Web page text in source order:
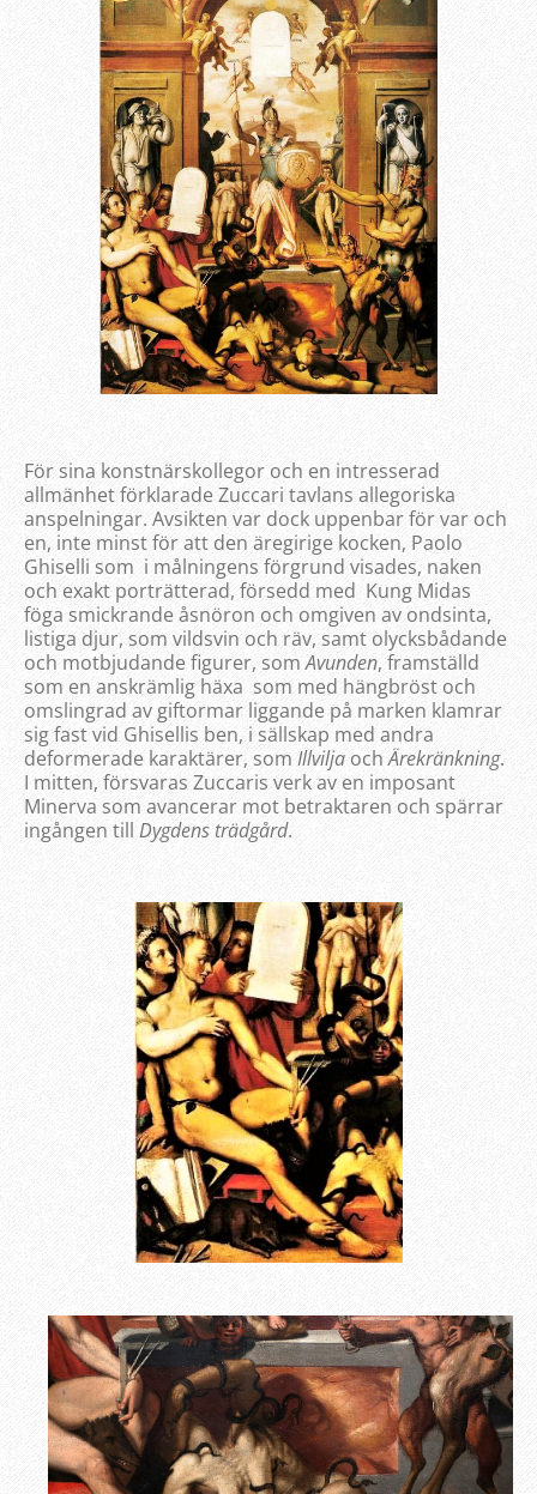
För sina konstnärskollegor och en intresserad
allmänhet förklarade Zuccari tavlans allegoriska
anspelningar. Avsikten var dock uppenbar för var och
en, inte minst för att den äregirige kocken, Paolo
Ghiselli som i målningens förgrund visades, naken
och exakt porträtterad, försedd med Kung Midas
föga smickrande åsnöron och omgiven av ondsinta,
listiga djur, som vildsvin och räv, samt olycksbådande
och motbjudande figurer, somAvunden, framställd
som en anskrämlig häxa som med hängbröst och
omslingrad av giftormar liggande på marken klamrar
sig fast vid Ghisellis ben, i sällskap med andra
deformerade karaktärer, som Illvilja ochÄrekränkning.
I mitten, försvaras Zuccaris verk av en imposant
Minerva som avancerar mot betraktaren och spärrar
ingången till Dygdens trädgård.